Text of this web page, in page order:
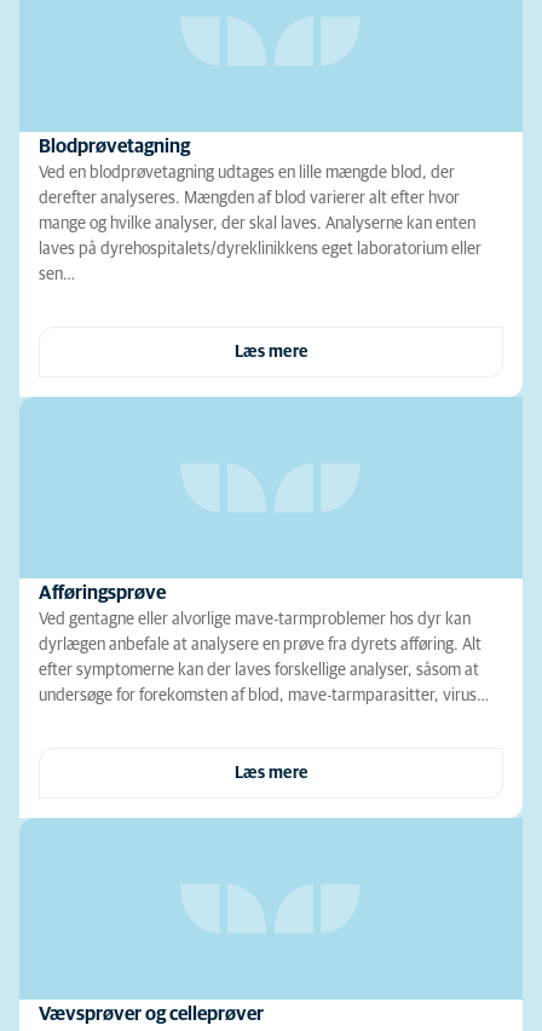
Blodprøvetagning
Ved en blodprøvetagning udtages en lille mængde blod, der
derefter analyseres. Mængden af blod varierer alt efter hvor
mange og hvilke analyser, der skal laves. Analyserne kan enten
laves på dyrehospitalets/dyreklinikkens eget laboratorium eller
sen…
Læs mere
Afføringsprøve
Ved gentagne eller alvorlige mave-tarmproblemer hos dyr kan
dyrlægen anbefale at analysere en prøve fra dyrets afføring. Alt
efter symptomerne kan der laves forskellige analyser, såsom at
undersøge for forekomsten af blod, mave-tarmparasitter, virus…
Læs mere
Vævsprøver og celleprøver